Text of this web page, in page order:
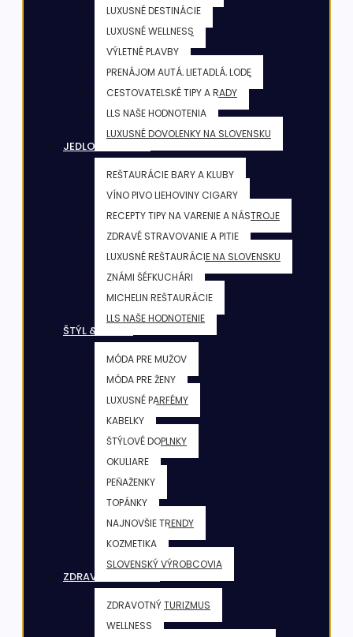
LUXUSNÉ DESTINÁCIE
LUXUSNÉ WELLNESS
VÝLETNÉ PLAVBY
PRENÁJOM AUTÁ, LIETADLÁ, LODE
CESTOVATELSKÉ TIPY A RADY
LLS NAŠE HODNOTENIA
LUXUSNÉ DOVOLENKY NA SLOVENSKU
JEDLO & NÁPOJE
REŠTAURÁCIE BARY A KLUBY
VÍNO PIVO LIEHOVINY CIGARY
RECEPTY TIPY NA VARENIE A NÁSTROJE
ZDRAVÉ STRAVOVANIE A PITIE
LUXUSNÉ REŠTAURÁCIE NA SLOVENSKU
ZNÁMI ŠÉFKUCHÁRI
MICHELIN REŠTAURÁCIE
LLS NAŠE HODNOTENIE
ŠTÝL & KRÁSA
MÓDA PRE MUŽOV
MÓDA PRE ŽENY
LUXUSNÉ PARFÉMY
KABELKY
ŠTÝLOVÉ DOPLNKY
OKULIARE
PEŇAŽENKY
TOPÁNKY
NAJNOVŠIE TRENDY
KOZMETIKA
SLOVENSKÝ VÝROBCOVIA
ZDRAVIE & FITNESS
ZDRAVOTNÝ TURIZMUS
WELLNESS